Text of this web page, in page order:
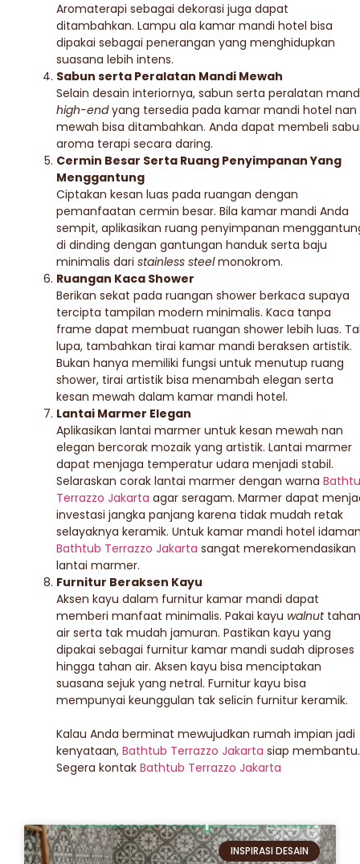
Aromaterapi sebagai dekorasi juga dapat
ditambahkan. Lampu ala kamar mandi hotel bisa
dipakai sebagai penerangan yang menghidupkan
suasana lebih intens.
Sabun serta Peralatan Mandi Mewah
Selain desain interiornya, sabun serta peralatan
high-endyang tersedia pada kamar mandi hotel nan
mewah bisa ditambahkan. Anda dapat membeli
aroma terapi secara daring.
Cermin Besar Serta Ruang Penyimpanan Yang
Menggantung
Ciptakan kesan luas pada ruangan dengan
pemanfaatan cermin besar. Bila kamar mandi Anda
sempit, aplikasikan ruang penyimpanan
di dinding dengan gantungan handuk serta baju
minimalis dari stainless steelmonokrom.
Ruangan Kaca Shower
Berikan sekat pada ruangan shower berkaca supaya
tercipta tampilan modern minimalis. Kaca tanpa
frame dapat membuat ruangan shower lebih luas.
lupa, tambahkan tirai kamar mandi beraksen artistik.
Bukan hanya memiliki fungsi untuk menutup ruang
shower, tirai artistik bisa menambah elegan serta
kesan mewah dalam kamar mandi hotel.
Lantai Marmer Elegan
Aplikasikan lantai marmer untuk kesan mewah nan
elegan bercorak mozaik yang artistik. Lantai marmer
dapat menjaga temperatur udara menjadi stabil.
Selaraskan corak lantai marmer dengan warna
Terrazzo Jakarta agar seragam. Marmer dapat
investasi jangka panjang karena tidak mudah retak
selayaknya keramik. Untuk kamar mandi hotel
Bathtub Terrazzo Jakarta sangat merekomendasikan
lantai marmer.
Furnitur Beraksen Kayu
Aksen kayu dalam furnitur kamar mandi dapat
memberi manfaat minimalis. Pakai kayu walnuttahan
air serta tak mudah jamuran. Pastikan kayu yang
dipakai sebagai furnitur kamar mandi sudah diproses
hingga tahan air. Aksen kayu bisa menciptakan
suasana sejuk yang netral. Furnitur kayu bisa
mempunyai keunggulan tak selicin furnitur keramik.
Kalau Anda berminat mewujudkan rumah impian jadi
kenyataan, Bathtub Terrazzo Jakarta siap membantu.
Segera kontak Bathtub Terrazzo Jakarta
INSPIRASI DESAIN